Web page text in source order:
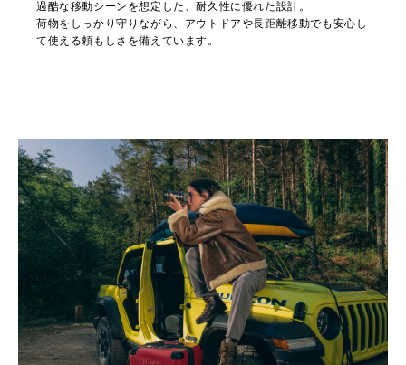
過酷な移動シーンを想定した、耐久性に優れた設計。
荷物をしっかり守りながら、アウトドアや長距離移動でも安心し
て使える頼もしさを備えています。